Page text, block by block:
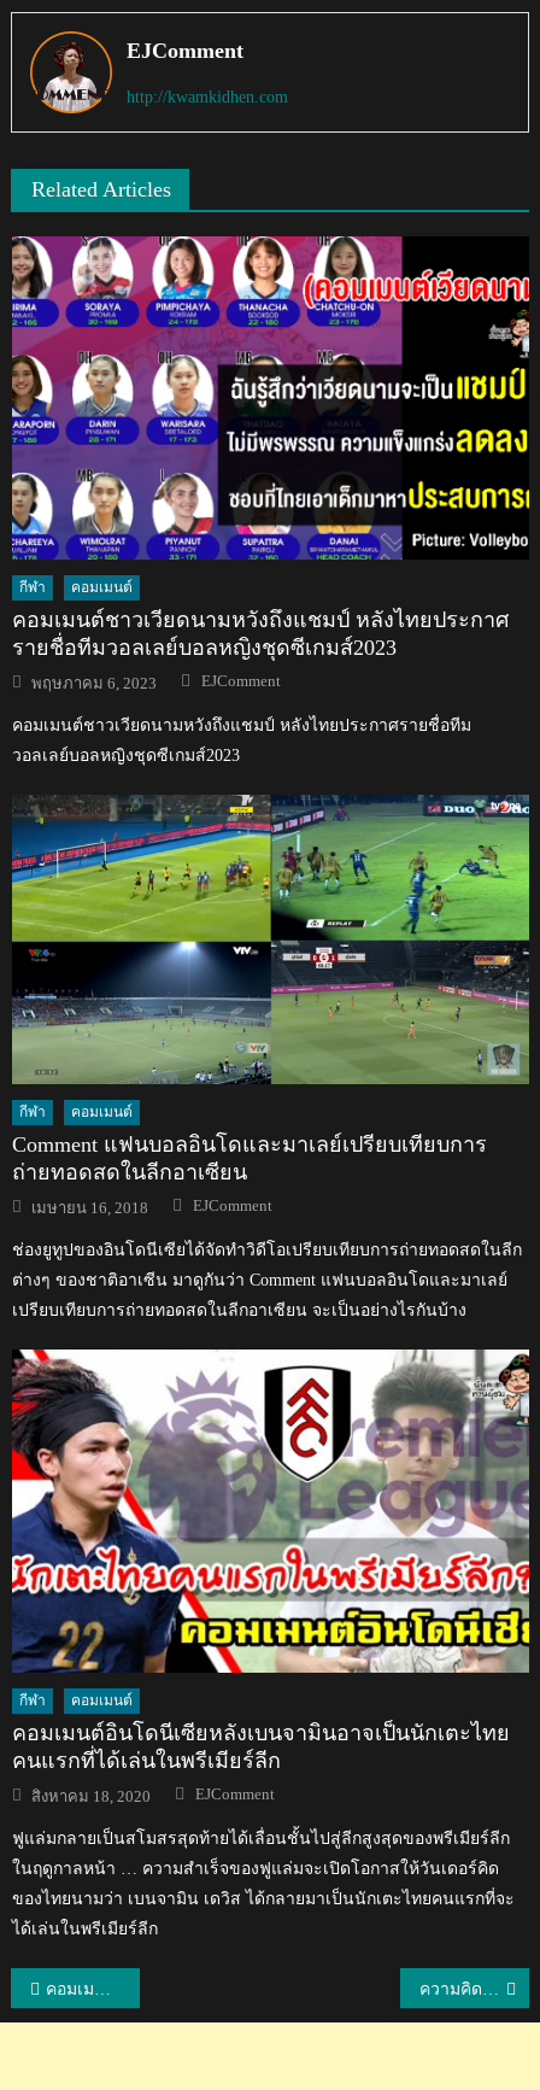
EJComment
http://kwamkidhen.com
Related Articles
กีฬา คอมเมนต์
คอมเมนต์ชาวเวียดนามหวังถึงแชมป์ หลังไทยประกาศ
รายชื่อทีมวอลเลย์บอลหญิงชุดซีเกมส์2023
Posted
on
พฤษภาคม 6, 2023 Author
EJComment
คอมเมนต์ชาวเวียดนามหวังถึงแชมป์ หลังไทยประกาศรายชื่อทีม
วอลเลย์บอลหญิงชุดซีเกมส์2023
กีฬา คอมเมนต์
Comment แฟนบอลอินโดและมาเลย์เปรียบเทียบการ
ถ่ายทอดสดในลีกอาเซียน
Posted
on
เมษายน 16, 2018 Author
EJComment
ช่องยูทูปของอินโดนีเซียได้จัดทำวิดีโอเปรียบเทียบการถ่ายทอดสดในลีก
ต่างๆ ของชาติอาเซีน มาดูกันว่า Comment แฟนบอลอินโดและมาเลย์
เปรียบเทียบการถ่ายทอดสดในลีกอาเซียน จะเป็นอย่างไรกันบ้าง
กีฬา คอมเมนต์
คอมเมนต์อินโดนีเซียหลังเบนจามินอาจเป็นนักเตะไทย
คนแรกที่ได้เล่นในพรีเมียร์ลีก
Posted
on
สิงหาคม 18, 2020 Author
EJComment
ฟูแล่มกลายเป็นสโมสรสุดท้ายได้เลื่อนชั้นไปสู่ลีกสูงสุดของพรีเมียร์ลีก
ในฤดูกาลหน้า … ความสำเร็จของฟูแล่มจะเปิดโอกาสให้วันเดอร์คิด
ของไทยนามว่า เบนจามิน เดวิส ได้กลายมาเป็นนักเตะไทยคนแรกที่จะ
ได้เล่นในพรีเมียร์ลีก
แนะแนว
คอมเมนต์แฟนบอลอาเซียนหลังบุรีรัมย์บุกไปเสมอเซเรโซ โอซาก้า